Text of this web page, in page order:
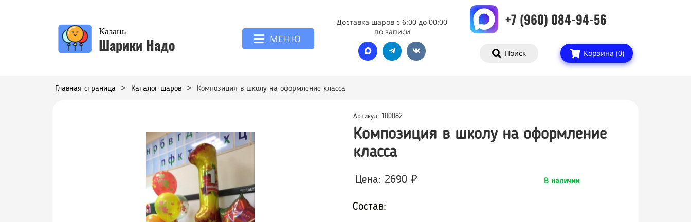
Казань
Шарики Надо МЕНЮ
Доставка шаров с 6:00 до 00:00
по записи
+7 (960) 084-94-56
Поиск Корзина (0)
Главная страница > Каталог шаров > Композиция в школу на оформление класса
Артикул: 100082
Композиция в школу на оформление
класса
Цена: 2690 ₽ В наличии
Состав: